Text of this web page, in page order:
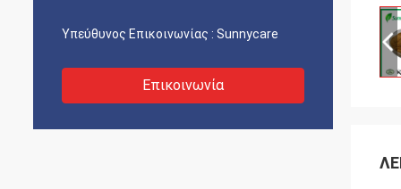
Υπεύθυνος Επικοινωνίας : Sunnycare
Επικοινωνία